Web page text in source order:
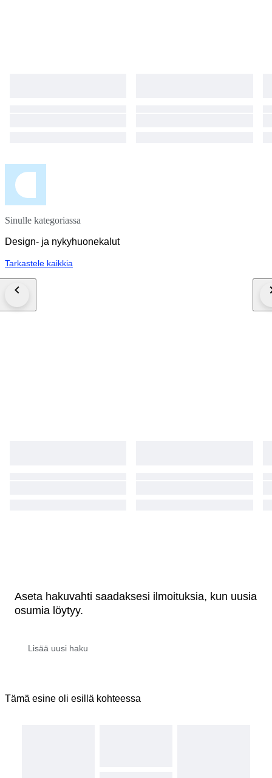
Sinulle kategoriassa
Design- ja nykyhuonekalut
Tarkastele kaikkia
Aseta hakuvahti saadaksesi ilmoituksia, kun uusia
osumia löytyy.
Tämä esine oli esillä kohteessa